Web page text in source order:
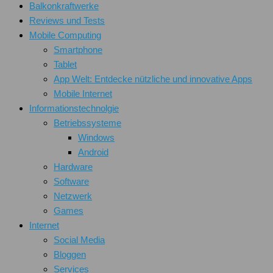
Balkonkraftwerke
Reviews und Tests
Mobile Computing
Smartphone
Tablet
App Welt: Entdecke nützliche und innovative Apps
Mobile Internet
Informationstechnolgie
Betriebssysteme
Windows
Android
Hardware
Software
Netzwerk
Games
Internet
Social Media
Bloggen
Services